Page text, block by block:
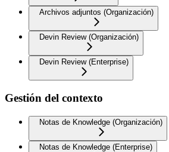
Archivos adjuntos (Organización)
Devin Review (Organización)
Devin Review (Enterprise)
Gestión del contexto
Notas de Knowledge (Organización)
Notas de Knowledge (Enterprise)